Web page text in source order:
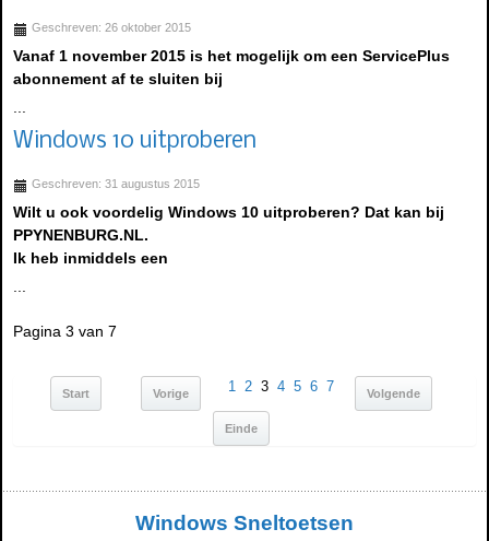
Geschreven: 26 oktober 2015
Vanaf 1 november 2015 is het mogelijk om een ServicePlus
abonnement af te sluiten bij
...
Windows 10 uitproberen
Geschreven: 31 augustus 2015
Wilt u ook voordelig Windows 10 uitproberen? Dat kan bij
PPYNENBURG.NL.
Ik heb inmiddels een
Pagina 3 van 7
Start Vorige 1 2 3 4 5 6 7 Volgende
Einde
Windows Sneltoetsen